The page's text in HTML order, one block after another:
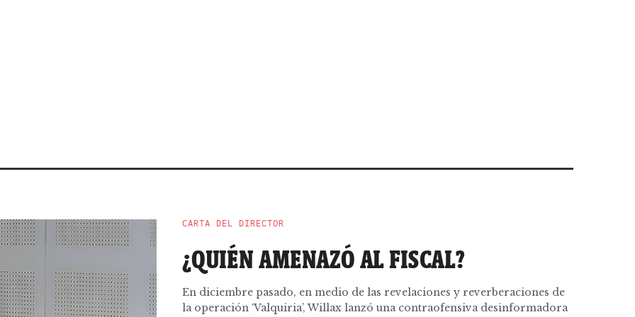
CARTA DEL DIRECTOR
¿QUIÉN AMENAZÓ AL FISCAL?
En diciembre pasado, en medio de las revelaciones y reverberaciones de
la operación ‘Valquiria’, Willax lanzó una contraofensiva desinformadora